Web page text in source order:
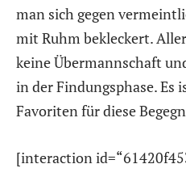
man sich gegen
mit Ruhm bekleckert.
keine Übermannschaft
in der Findungsphase. Es
Favoriten für diese
[interaction